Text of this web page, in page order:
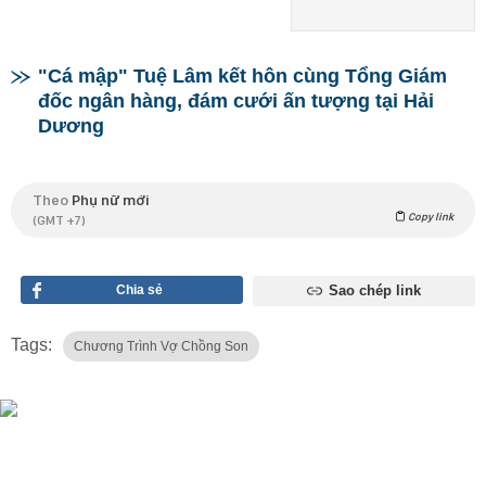
"Cá mập" Tuệ Lâm kết hôn cùng Tổng Giám
đốc ngân hàng, đám cưới ấn tượng tại Hải
Dương
Theo Phụ nữ mới
(GMT +7) Copy link
Chia sẻ Sao chép link
Tags: Chương Trình Vợ Chồng Son